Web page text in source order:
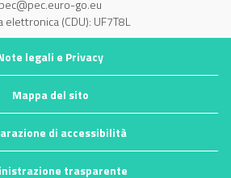
pec@pec.euro-go.eu
elettronica (CDU): UF7T8L
legali e Privacy
Mappa del sito
di accessibilità
trasparente